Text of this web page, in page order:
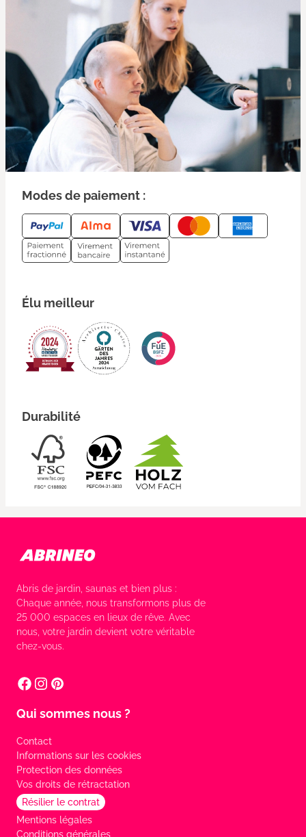
Modes de paiement :
Élu meilleur
Durabilité
Abris de jardin, saunas et bien plus :
Chaque année, nous transformons plus de
25 000 espaces en lieux de rêve. Avec
nous, votre jardin devient votre véritable
chez-vous.
Qui sommes nous ?
Contact
Informations sur les cookies
Protection des données
Vos droits de rétractation
Résilier le contrat
Mentions légales
Conditions générales